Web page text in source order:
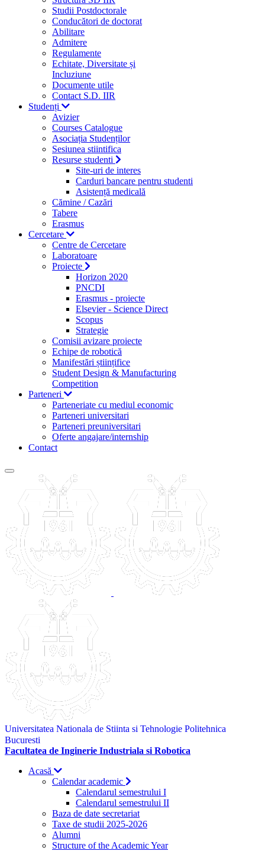
Studii Postdoctorale
Conducători de doctorat
Abilitare
Admitere
Regulamente
Echitate, Diversitate și
Incluziune
Documente utile
Contact S.D. IIR
Studenți
Avizier
Courses Catalogue
Asociația Studenților
Sesiunea stiintifica
Resurse studenti
Site-uri de interes
Carduri bancare pentru studenti
Asistență medicală
Cămine / Cazări
Tabere
Erasmus
Cercetare
Centre de Cercetare
Laboratoare
Proiecte
Horizon 2020
PNCDI
Erasmus - proiecte
Elsevier - Science Direct
Scopus
Strategie
Comisii avizare proiecte
Echipe de robotică
Manifestări științifice
Student Design & Manufacturing
Competition
Parteneri
Parteneriate cu mediul economic
Parteneri universitari
Parteneri preuniversitari
Oferte angajare/internship
Contact
Universitatea Nationala de Stiinta si Tehnologie Politehnica
Bucuresti
Facultatea de Inginerie Industriala si Robotica
Acasă
Calendar academic
Calendarul semestrului I
Calendarul semestrului II
Baza de date secretariat
Taxe de studii 2025-2026
Alumni
Structure of the Academic Year